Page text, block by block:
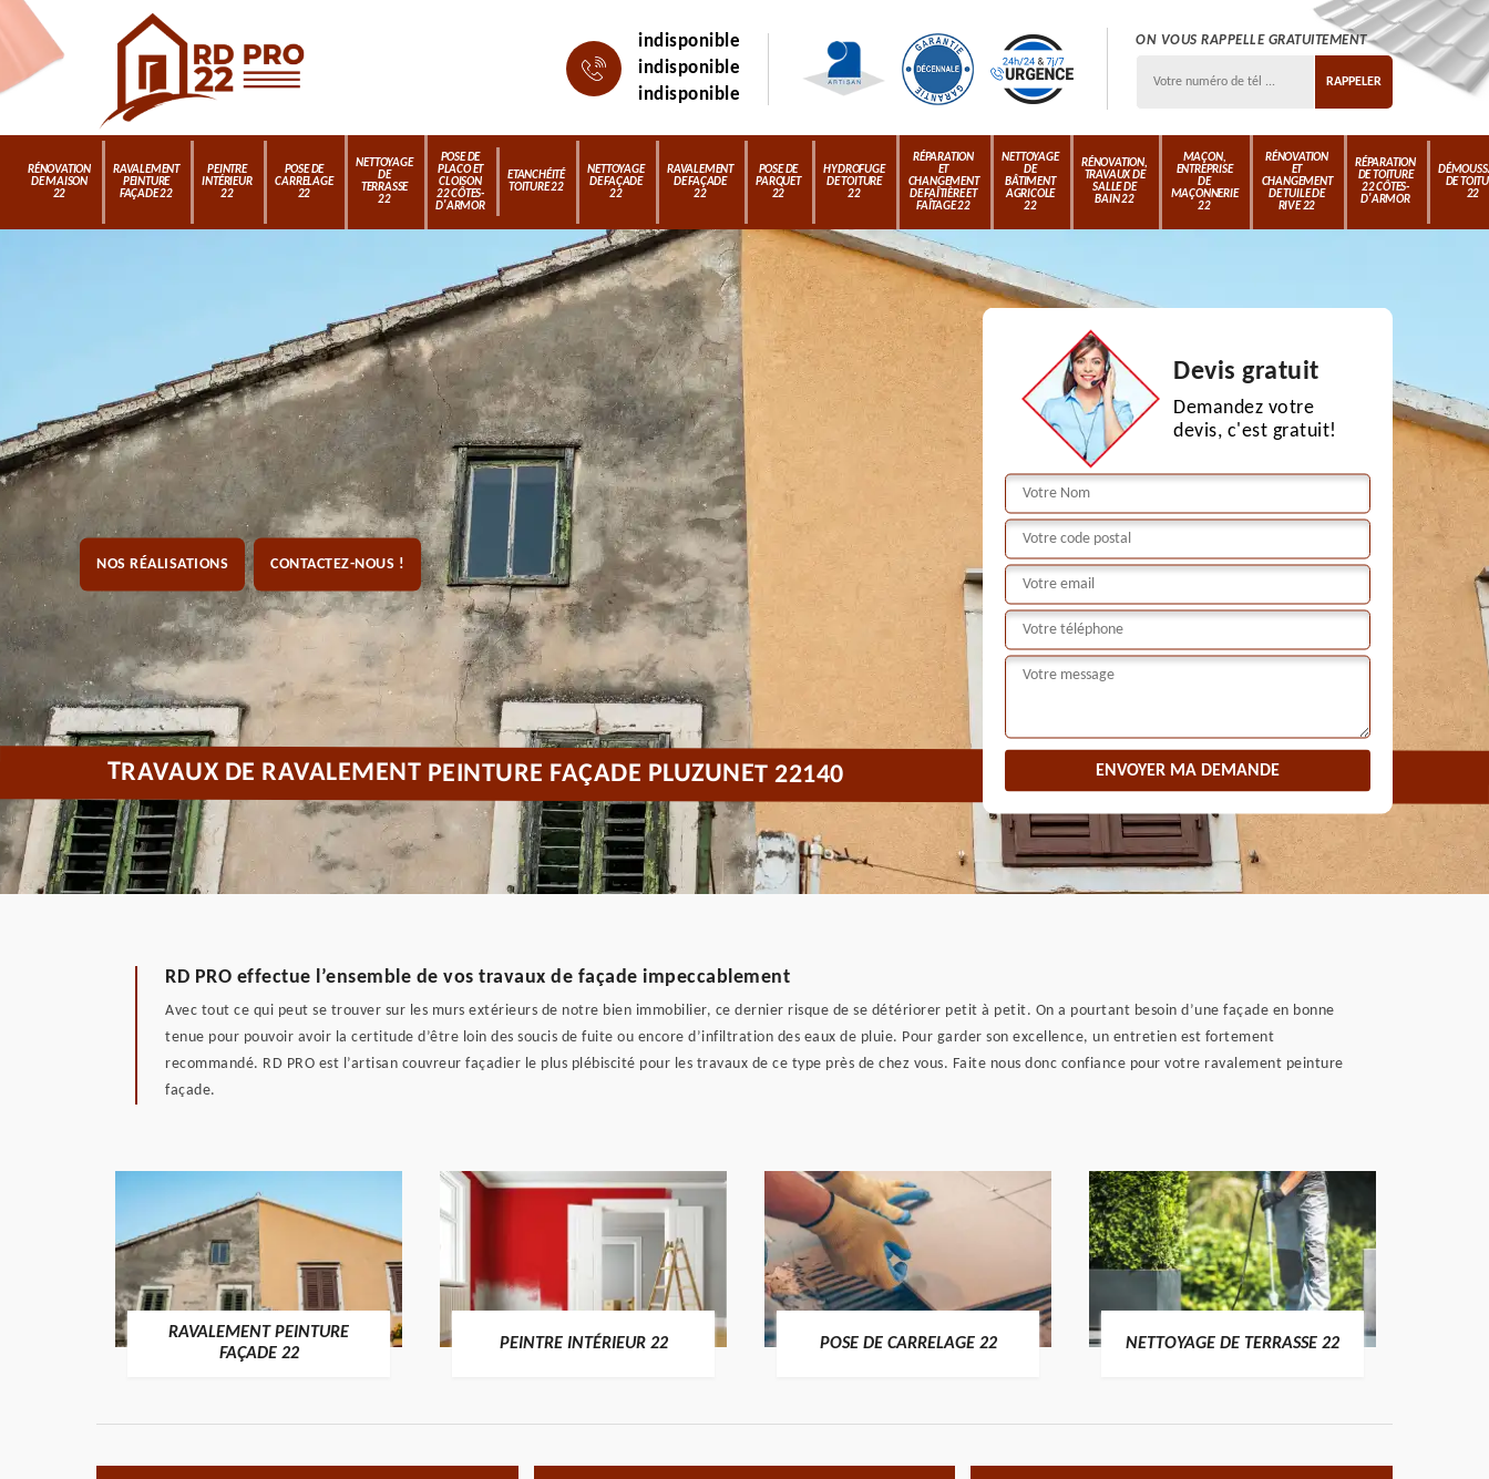
indisponible
indisponible
indisponible
ON VOUS RAPPELLE GRATUITEMENT
RÉNOVATION
DE MAISON
22
RAVALEMENT
PEINTURE
FAÇADE 22
PEINTRE
INTÉRIEUR
22
POSE DE
CARRELAGE
22
NETTOYAGE
DE
TERRASSE
22
POSE DE
PLACO ET
CLOISON
22 CÔTES-
D'ARMOR
ETANCHÉITÉ
TOITURE 22
NETTOYAGE
DE FAÇADE
22
RAVALEMENT
DE FAÇADE
22
POSE DE
PARQUET
22
HYDROFUGE
DE TOITURE
22
RÉPARATION
ET
CHANGEMENT
DE FAÎTIÈRE ET
FAÎTAGE 22
NETTOYAGE
DE
BÂTIMENT
AGRICOLE
22
RÉNOVATION,
TRAVAUX DE
SALLE DE
BAIN 22
MAÇON,
ENTREPRISE
DE
MAÇONNERIE
22
RÉNOVATION
ET
CHANGEMENT
DE TUILE DE
RIVE 22
RÉPARATION
DE TOITURE
22 CÔTES-
D'ARMOR
DE
22
NOS RÉALISATIONS CONTACTEZ-NOUS !
Devis gratuit
Demandez votre
devis, c'est gratuit!
TRAVAUX DE RAVALEMENT PEINTURE FAÇADE PLUZUNET 22140
RD PRO effectue l’ensemble de vos travaux de façade impeccablement
Avec tout ce qui peut se trouver sur les murs extérieurs de notre bien immobilier, ce dernier risque de se détériorer petit à petit. On a pourtant besoin d’une façade en bonne
tenue pour pouvoir avoir la certitude d’être loin des soucis de fuite ou encore d’infiltration des eaux de pluie. Pour garder son excellence, un entretien est fortement
recommandé. RD PRO est l’artisan couvreur façadier le plus plébiscité pour les travaux de ce type près de chez vous. Faite nous donc confiance pour votre ravalement peinture
façade.
RAVALEMENT PEINTURE
FAÇADE 22
PEINTRE INTÉRIEUR 22 POSE DE CARRELAGE 22 NETTOYAGE DE TERRASSE 22